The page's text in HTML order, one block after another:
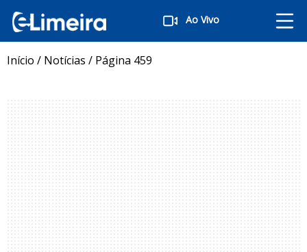
Ao Vivo
Início / Notícias / Página 459